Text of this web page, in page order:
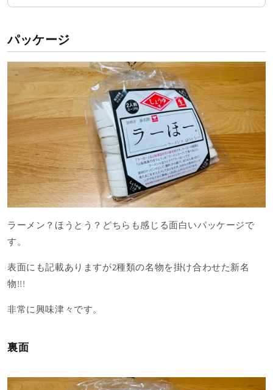
パッケージ
ラーメン？ほうとう？どちらも感じる面白いパッケージで
す。
表面にも記載ありますが2種類の名物を掛け合わせた新名
物!!!
非常に興味津々です。
裏面